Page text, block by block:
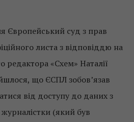
Європейський суд з прав
листа з відповіддю на
редактора «Схем» Наталії
що ЄСПЛ зобов’язав
від доступу до даних з
(який був